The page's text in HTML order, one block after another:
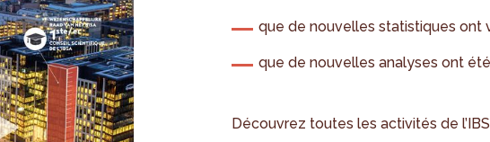
que de nouvelles statistiques ont
que de nouvelles analyses ont
Découvrez toutes les activités de